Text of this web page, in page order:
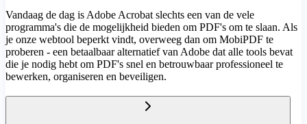
Vandaag de dag is Adobe Acrobat slechts een van de vele
programma's die de mogelijkheid bieden om PDF's om te slaan. Als
je onze webtool beperkt vindt, overweeg dan om MobiPDF te
proberen - een betaalbaar alternatief van Adobe dat alle tools bevat
die je nodig hebt om PDF's snel en betrouwbaar professioneel te
bewerken, organiseren en beveiligen.